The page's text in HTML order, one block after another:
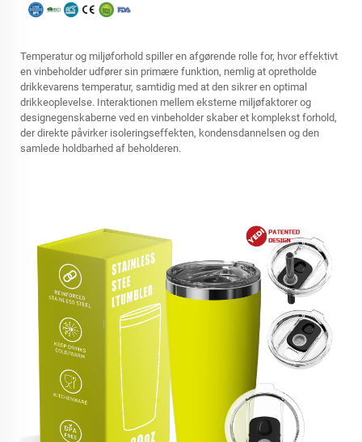
Temperatur og miljøforhold spiller en afgørende rolle for, hvor effektivt
en vinbeholder udfører sin primære funktion, nemlig at opretholde
drikkevarens temperatur, samtidig med at den sikrer en optimal
drikkeoplevelse. Interaktionen mellem eksterne miljøfaktorer og
designegenskaberne ved en vinbeholder skaber et komplekst forhold,
der direkte påvirker isoleringseffekten, kondensdannelsen og den
samlede holdbarhed af beholderen.